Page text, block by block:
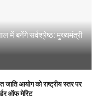
में बनेंगे सर्वश्रेष्ठ: मुख्यमंत्री
आयोग को राष्ट्रीय स्तर पर
ऑफ मेरिट